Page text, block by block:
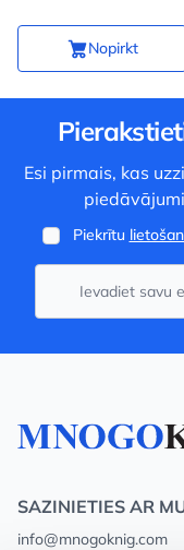
Nopirkt
Esi pirmais, kas
Piekrītu
SAZINIETIES AR
info@mnogoknig.com